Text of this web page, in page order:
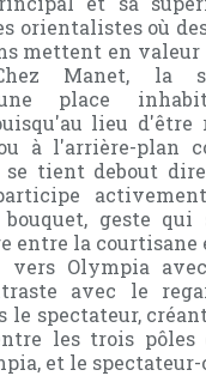
orientalistes où
mettent en valeur
Manet, la
place
lieu d'être
à l'arrière-plan
tient debout
geste qui
entre la courtisane
vers Olympia
avec le
le spectateur,
les trois
et le